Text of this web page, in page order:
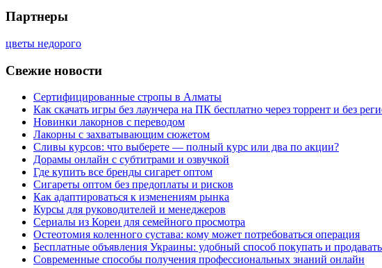
Партнеры
цветы недорого
Свежие новости
Сертифицированные стропы в Алматы
Как скачать игры без лаунчера на ПК бесплатно через торрент и без
Новинки лакорнов с переводом
Лакорны с захватывающим сюжетом
Сливы курсов: что выберете — полный курс или два по акции?
Дорамы онлайн с субтитрами и озвучкой
Где купить все бренды сигарет оптом
Сигареты оптом без предоплаты и рисков
Как адаптироваться к изменениям рынка
Курсы для руководителей и менеджеров
Сериалы из Кореи для семейного просмотра
Остеотомия коленного сустава: кому может потребоваться операция
Бесплатные объявления Украины: удобный способ покупать и продавать
Современные способы получения профессиональных знаний онлайн